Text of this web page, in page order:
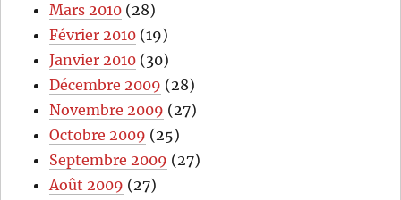
Mars 2010 (28)
Février 2010 (19)
Janvier 2010 (30)
Décembre 2009 (28)
Novembre 2009 (27)
Octobre 2009 (25)
Septembre 2009 (27)
Août 2009 (27)